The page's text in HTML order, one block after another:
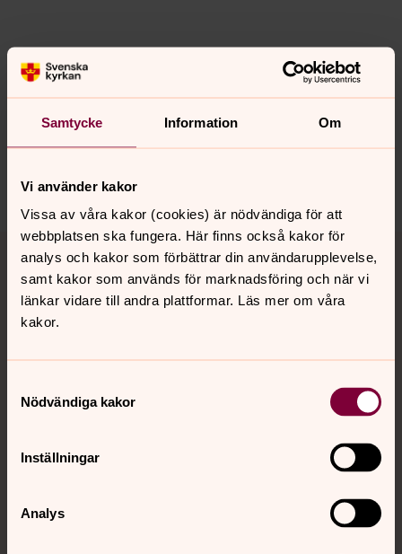
Samtycke Information Om
Vi använder kakor
Vissa av våra kakor (cookies) är nödvändiga för att
webbplatsen ska fungera. Här finns också kakor för
analys och kakor som förbättrar din användarupplevelse,
samt kakor som används för marknadsföring och när vi
länkar vidare till andra plattformar. Läs mer om våra
kakor.
Nödvändiga kakor
Inställningar
Analys
Senast ändrad 21 november 2023
Synpunkter eller frågor på sidans
innehåll?
kungsor.forsamling@svenskakyrkan.se
Dela
Tillbaka till toppen
Tillbaka till innehållet
Kontakt
Kalender
Hitta snabbt